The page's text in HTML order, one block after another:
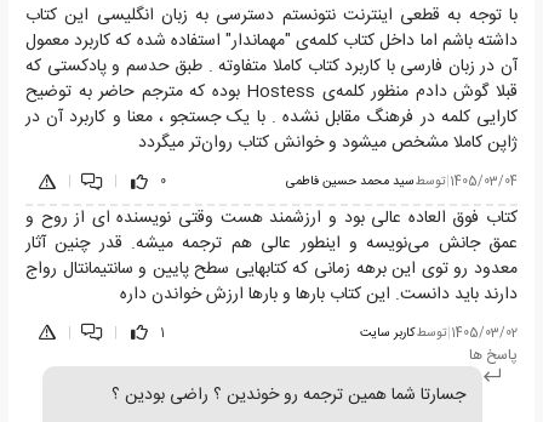
با توجه به قطعی اینترنت نتونستم دسترسی به زبان انگلیسی این کتاب
داشته باشم اما داخل کتاب کلمه‌ی "مهماندار" استفاده شده که کاربرد معمول
آن در زبان فارسی با کاربرد کتاب کاملا متفاوته . طبق حدسم و پادکستی که
قبلا گوش دادم منظور کلمه‌ی Hostess بوده که مترجم حاضر به توضیح
کارایی کلمه در فرهنگ مقابل نشده . با یک جستجو ، معنا و کاربرد آن در
ژاپن کاملا مشخص میشود و خوانش کتاب روان‌تر میگردد
1405/03/04
|توسطسید محمد حسین فاطمی 0
|
|
کتاب فوق العاده عالی بود و ارزشمند هست وقتی نویسنده ای از روح و
عمق جانش می‌نویسه و اینطور عالی هم ترجمه میشه. قدر چنین آثار
معدود رو توی این برهه زمانی که کتابهایی سطح پایین و سانتیمانتال رواج
دارند باید دانست. این کتاب بارها و بارها ارزش خواندن داره
1405/03/02
|توسطکاربر سایت 1
|
|
پاسخ ها
جسارتا شما همین ترجمه رو خوندین ؟ راضی بودین ؟